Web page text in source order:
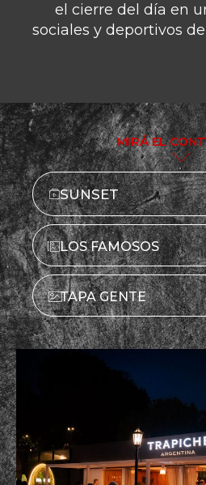
el cierre del día en
sociales y deportivos
MIRÁ EL
SUNSET
LOS FAMOSOS
TAPA GENTE